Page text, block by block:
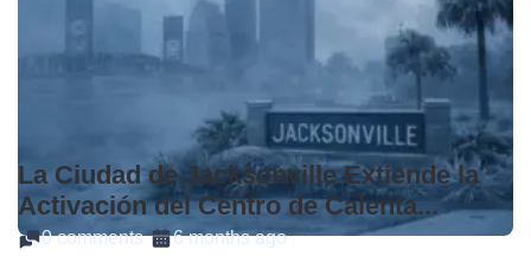
La Ciudad de Jacksonville Extiende la
Activación del Centro de Calenta...
0 comments 6 months ago